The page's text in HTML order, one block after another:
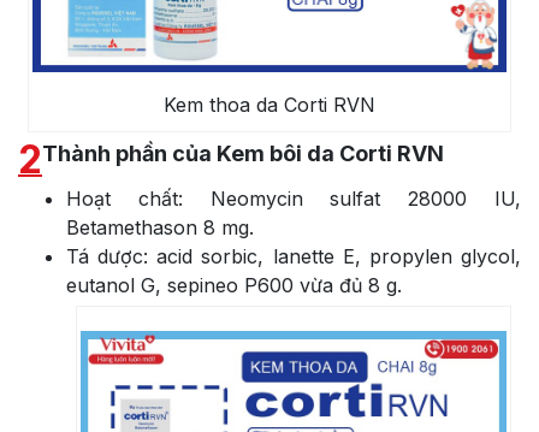
Kem thoa da Corti RVN
2Thành phần của Kem bôi da Corti RVN
Hoạt chất: Neomycin sulfat 28000 IU,
Betamethason 8 mg.
Tá dược: acid sorbic, lanette E, propylen glycol,
eutanol G, sepineo P600 vừa đủ 8 g.